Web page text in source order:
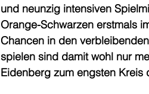
und neunzig intensiven
Orange-Schwarzen erstmals
Chancen in den
spielen sind damit wohl nur
Eidenberg zum engsten Kreis